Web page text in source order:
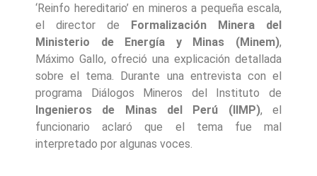
‘Reinfo hereditario’ en mineros a pequeña escala,
el director de Formalización Minera del
Ministerio de Energía y Minas (Minem),
Máximo Gallo, ofreció una explicación detallada
sobre el tema. Durante una entrevista con el
programa Diálogos Mineros del Instituto de
Ingenieros de Minas del Perú (IIMP), el
funcionario aclaró que el tema fue mal
interpretado por algunas voces.